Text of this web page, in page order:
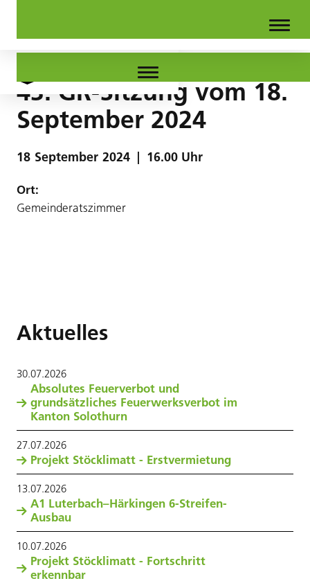
43. GR-Sitzung vom 18.
September 2024
18 September 2024 16.00 Uhr
Ort:
Gemeinderatszimmer
Aktuelles
30.07.2026
Absolutes Feuerverbot und
grundsätzliches Feuerwerksverbot im
Kanton Solothurn
27.07.2026
Projekt Stöcklimatt - Erstvermietung
13.07.2026
A1 Luterbach–Härkingen 6-Streifen-
Ausbau
10.07.2026
Projekt Stöcklimatt - Fortschritt
erkennbar